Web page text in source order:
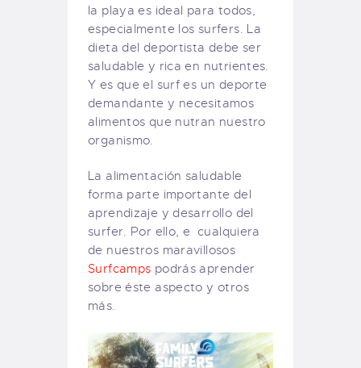
la playa es ideal para todos,
especialmente los surfers. La
dieta del deportista debe ser
saludable y rica en nutrientes.
Y es que el surf es un deporte
demandante y necesitamos
alimentos que nutran nuestro
organismo.
La alimentación saludable
forma parte importante del
aprendizaje y desarrollo del
surfer. Por ello, e cualquiera
de nuestros maravillosos
Surfcamps podrás aprender
sobre éste aspecto y otros
más.